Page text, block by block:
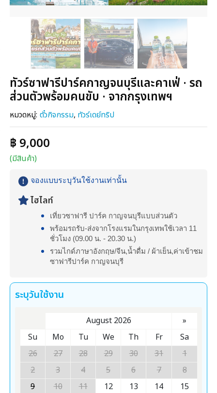
ทัวร์ซาฟารีปาร์คกาญจนบุรีและคาเฟ่ · รถ
ส่วนตัวพร้อมคนขับ · จากกรุงเทพฯ
หมวดหมู่: ตั๋วกิจกรรม, ทัวร์เดย์ทริป
฿ 9,000
(มีสินค้า)
จองแบบระบุวันใช้งานเท่านั้น
ไฮไลท์
เที่ยวซาฟารี ปาร์ค กาญจนบุรีแบบส่วนตัว
พร้อมรถรับ-ส่งจากโรงแรมในกรุงเทพใช้เวลา 11
ชั่วโมง (09.00 น. - 20.30 น.)
รวมไกด์ภาษาอังกฤษ/จีน,น้ำดื่ม / ผ้าเย็น,ค่าเข้าชม
ซาฟารีปาร์ค กาญจนบุรี
ระบุวันใช้งาน
August 2026
»
Su
Mo Tu We Th Fr
Sa
26
27 28 29 30 31
1
2
3 4 5 6 7
8
9
10 11 12 13 14
15